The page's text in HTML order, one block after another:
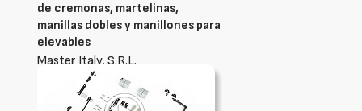
de cremonas, martelinas,
manillas dobles y manillones para
elevables
Master Italy, S.R.L.